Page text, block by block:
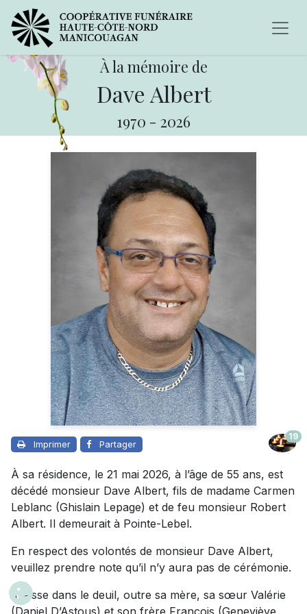
À la mémoire de
Dave Albert
1970 - 2026
Imprimer Partager
19
À sa résidence, le 21 mai 2026, à l’âge de 55 ans, est
décédé monsieur Dave Albert, fils de madame Carmen
Leblanc (Ghislain Lepage) et de feu monsieur Robert
Albert. Il demeurait à Pointe-Lebel.
En respect des volontés de monsieur Dave Albert,
veuillez prendre note qu’il n’y aura pas de cérémonie.
Il laisse dans le deuil, outre sa mère, sa sœur Valérie
(Daniel D’Astous) et son frère François (Geneviève